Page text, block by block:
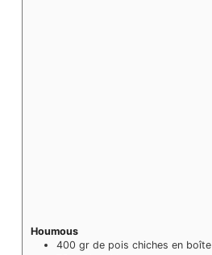
Houmous
400 gr de pois chiches en boîte